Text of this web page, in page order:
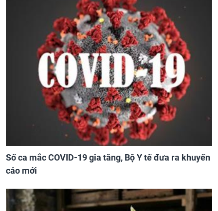
Số ca mắc COVID-19 gia tăng, Bộ Y tế đưa ra khuyến
cáo mới